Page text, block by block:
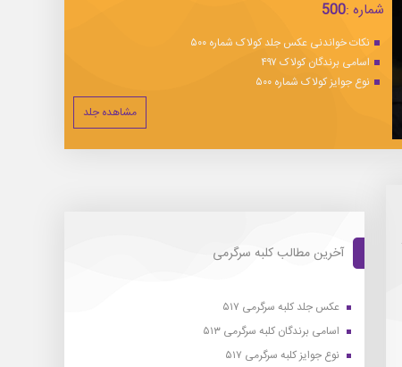
شماره :500
نکات خواندنی عکس جلد کولاک شماره ۵۰۰
اسامی برندگان کولاک ۴۹۷
نوع جوایز کولاک شماره ۵۰۰
مشاهده جلد
آخرین مطالب کلبه سرگرمی
عکس جلد کلبه سرگرمی ۵۱۷
اسامی برندگان کلبه سرگرمی ۵۱۳
نوع جوایز کلبه سرگرمی ۵۱۷